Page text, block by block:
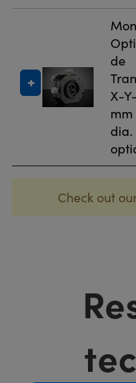
de
X-
dia.
Check out